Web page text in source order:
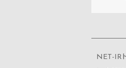
NET-IR